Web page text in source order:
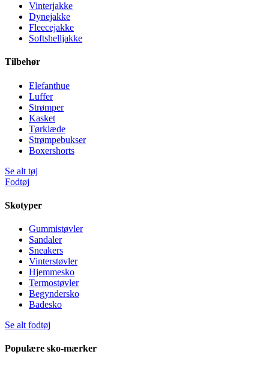
Vinterjakke
Dynejakke
Fleecejakke
Softshelljakke
Tilbehør
Elefanthue
Luffer
Strømper
Kasket
Tørklæde
Strømpebukser
Boxershorts
Se alt tøj
Fodtøj
Skotyper
Gummistøvler
Sandaler
Sneakers
Vinterstøvler
Hjemmesko
Termostøvler
Begyndersko
Badesko
Se alt fodtøj
Populære sko-mærker